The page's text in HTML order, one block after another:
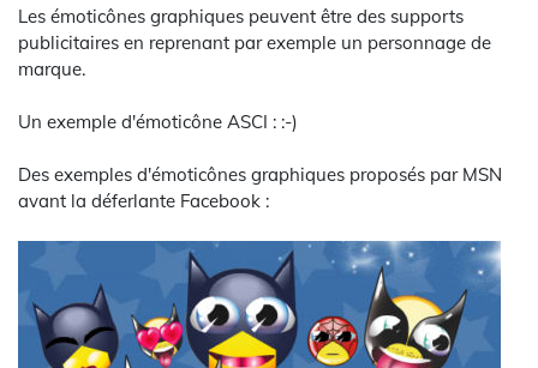
Les émoticônes graphiques peuvent être des supports
publicitaires en reprenant par exemple un personnage de
marque.
Un exemple d'émoticône ASCI : :-)
Des exemples d'émoticônes graphiques proposés par MSN
avant la déferlante Facebook :